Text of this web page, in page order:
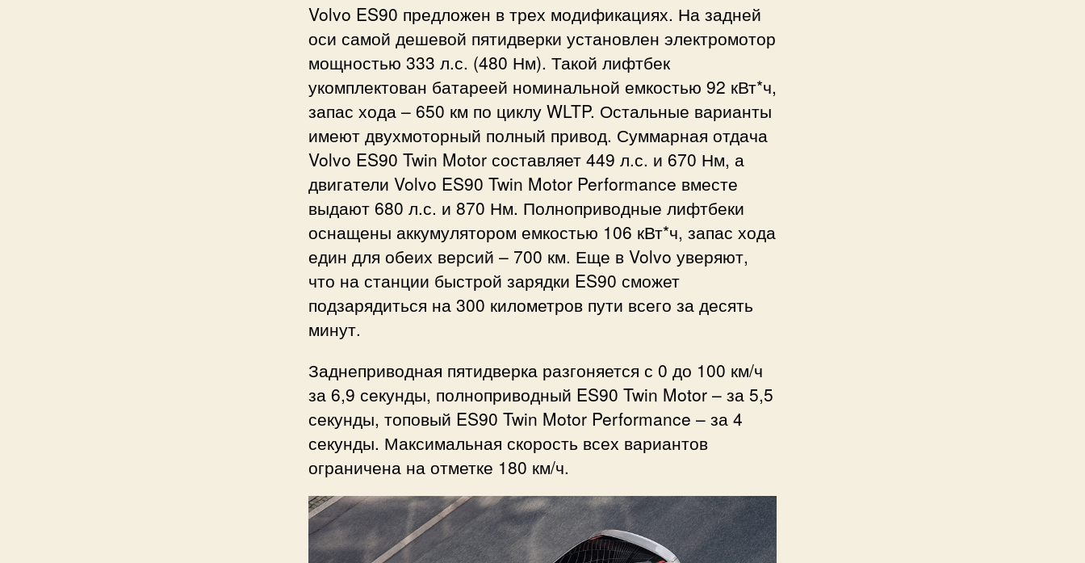
Volvo ES90 предложен в трех модификациях. На задней
оси самой дешевой пятидверки установлен электромотор
мощностью 333 л.с. (480 Нм). Такой лифтбек
укомплектован батареей номинальной емкостью 92 кВт*ч,
запас хода – 650 км по циклу WLTP. Остальные варианты
имеют двухмоторный полный привод. Суммарная отдача
Volvo ES90 Twin Motor составляет 449 л.с. и 670 Нм, а
двигатели Volvo ES90 Twin Motor Performance вместе
выдают 680 л.с. и 870 Нм. Полноприводные лифтбеки
оснащены аккумулятором емкостью 106 кВт*ч, запас хода
един для обеих версий – 700 км. Еще в Volvo уверяют,
что на станции быстрой зарядки ES90 сможет
подзарядиться на 300 километров пути всего за десять
минут.
Заднеприводная пятидверка разгоняется с 0 до 100 км/ч
за 6,9 секунды, полноприводный ES90 Twin Motor – за 5,5
секунды, топовый ES90 Twin Motor Performance – за 4
секунды. Максимальная скорость всех вариантов
ограничена на отметке 180 км/ч.